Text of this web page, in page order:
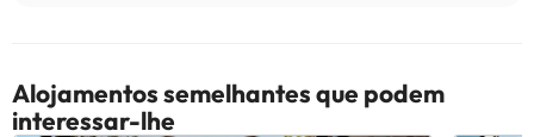
Alojamentos semelhantes que podem
interessar-lhe